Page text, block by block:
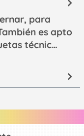
para
es apto
técnic…